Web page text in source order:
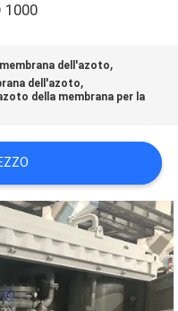
1000
dell'azoto,
dell'azoto,
della membrana per la